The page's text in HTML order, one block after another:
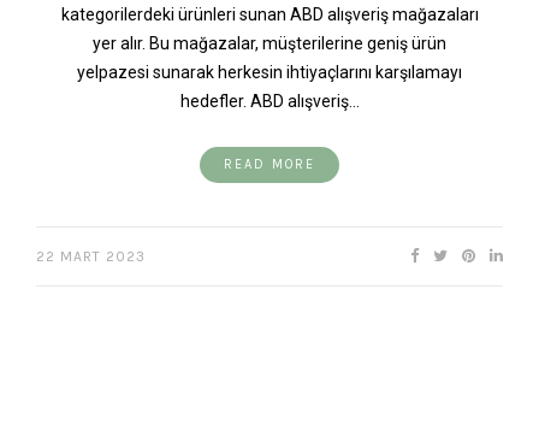
kategorilerdeki ürünleri sunan ABD alışveriş mağazaları
yer alır. Bu mağazalar, müşterilerine geniş ürün
yelpazesi sunarak herkesin ihtiyaçlarını karşılamayı
hedefler. ABD alışveriş…
READ MORE
22 MART 2023